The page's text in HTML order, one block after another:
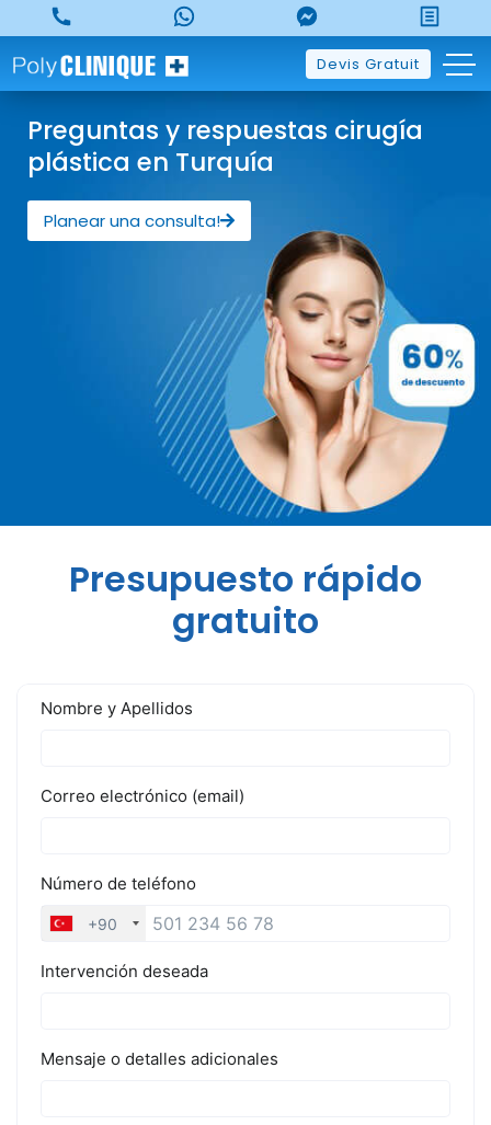
Devis Gratuit
Preguntas y respuestas cirugía
plástica en Turquía
Planear una consulta!
Presupuesto rápido
gratuito